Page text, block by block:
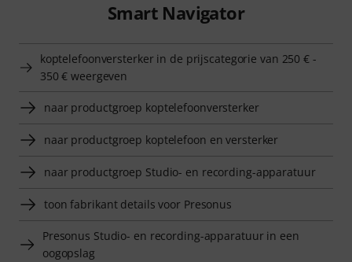
Smart Navigator
koptelefoonversterker in de prijscategorie van 250 € -
350 € weergeven
naar productgroep koptelefoonversterker
naar productgroep koptelefoon en versterker
naar productgroep Studio- en recording-apparatuur
toon fabrikant details voor Presonus
Presonus Studio- en recording-apparatuur in een
oogopslag